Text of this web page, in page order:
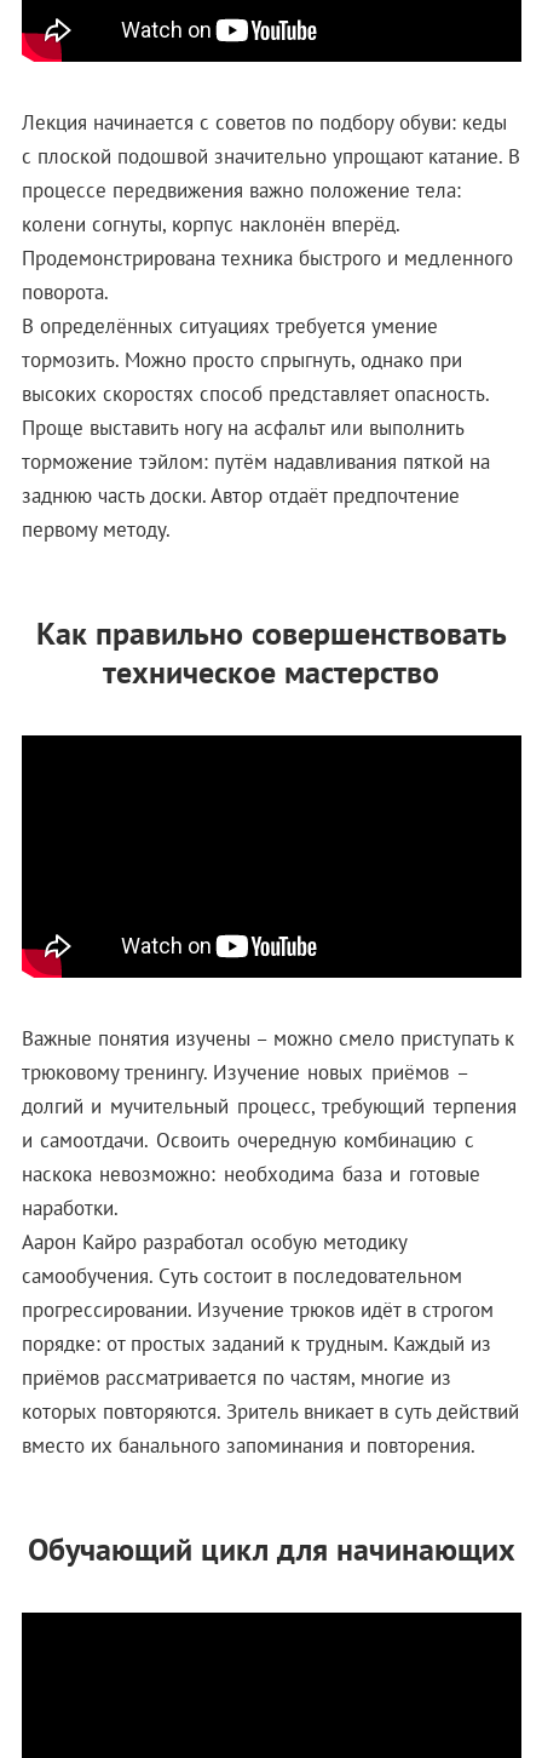
Лекция начинается с советов по подбору обуви: кеды
с плоской подошвой значительно упрощают катание. В
процессе передвижения важно положение тела:
колени согнуты, корпус наклонён вперёд.
Продемонстрирована техника быстрого и медленного
поворота.
В определённых ситуациях требуется умение
тормозить. Можно просто спрыгнуть, однако при
высоких скоростях способ представляет опасность.
Проще выставить ногу на асфальт или выполнить
торможение тэйлом: путём надавливания пяткой на
заднюю часть доски. Автор отдаёт предпочтение
первому методу.
Как правильно совершенствовать
техническое мастерство
Важные понятия изучены – можно смело приступать к
трюковому тренингу. Изучение новых приёмов –
долгий и мучительный процесс, требующий терпения
и самоотдачи. Освоить очередную комбинацию с
наскока невозможно: необходима база и готовые
наработки.
Аарон Кайро разработал особую методику
самообучения. Суть состоит в последовательном
прогрессировании. Изучение трюков идёт в строгом
порядке: от простых заданий к трудным. Каждый из
приёмов рассматривается по частям, многие из
которых повторяются. Зритель вникает в суть действий
вместо их банального запоминания и повторения.
Обучающий цикл для начинающих